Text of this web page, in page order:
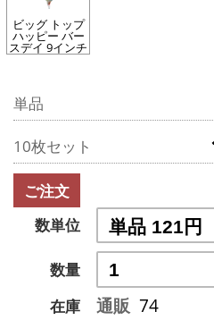
ビッグ トップ
ハッピー バー
スデイ 9インチ
単品
10枚セット
ご注文
数単位
数量
在庫
通販 74